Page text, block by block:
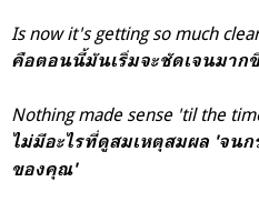
Is now it's getting so much
คือตอนนี้มันเริ่มจะชัดเจนมาก
Nothing made sense 'til the
ไม่มีอะไรที่ดูสมเหตุสมผล 'จน
ของคุณ'